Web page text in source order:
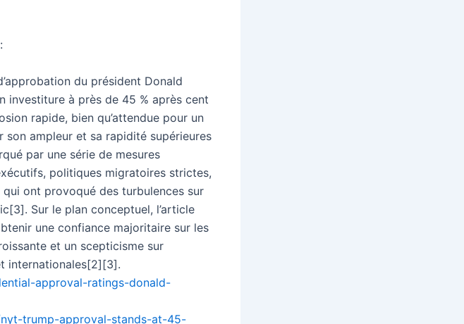
du président Donald
investiture à près de 45 % après cent
rapide, bien qu’attendue pour un
ampleur et sa rapidité supérieures
par une série de mesures
politiques migratoires strictes,
ont provoqué des turbulences sur
Sur le plan conceptuel, l’article
une confiance majoritaire sur les
et un scepticisme sur
internationales[2][3].
approval-ratings-donald-
trump-approval-stands-at-45-